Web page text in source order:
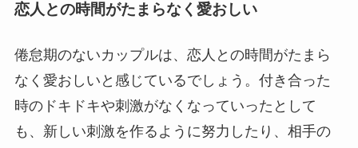
恋人との時間がたまらなく愛おしい
倦怠期のないカップルは、恋人との時間がたまら
なく愛おしいと感じているでしょう。付き合った
時のドキドキや刺激がなくなっていったとして
も、新しい刺激を作るように努力したり、相手の